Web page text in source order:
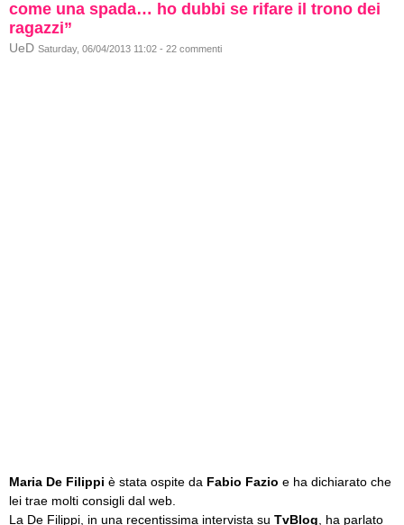
come una spada… ho dubbi se rifare il trono dei
ragazzi”
UeD Saturday, 06/04/2013 11:02 - 22 commenti
Maria De Filippi è stata ospite da Fabio Fazio e ha dichiarato che
lei trae molti consigli dal web.
La De Filippi, in una recentissima intervista su TvBlog , ha parlato